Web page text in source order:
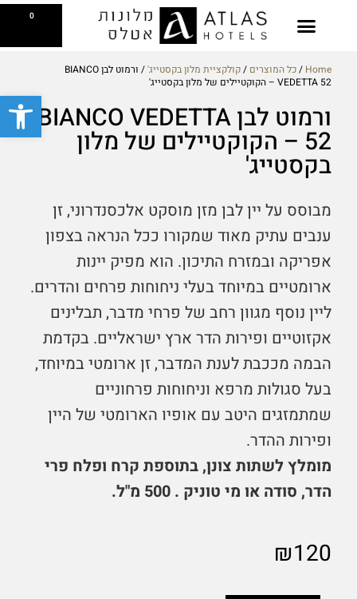
פתח
0
Home
/כל המוצרים /קולקציית מלון בקסטייג'
/ ורמוט לבן BIANCO
VEDETTA 52 – הקוקטיילים של מלון בקסטייג'
ורמוט לבן BIANCO VEDETTA
52 – הקוקטיילים של מלון
בקסטייג'
מבוסס על יין לבן מזן מוסקט אלכסנדרוני, זן
ענבים עתיק מאוד שמקורו ככל הנראה בצפון
אפריקה ובמזרח התיכון. הוא מפיק יינות
ארומטיים במיוחד בעלי ניחוחות פרחים והדרים.
ליין נוסף מגוון רחב של פרחי מדבר, תבלינים
אקזוטיים ופירות הדר ארץ ישראליים. בקדמת
הבמה מככבת לענת המדבר, זן ארומטי במיוחד,
בעל סגולות מרפא וניחוחות פרחוניים
שמתמזגים היטב עם אופיו הארומטי של היין
ופירות ההדר.
מומלץ לשתות צונן, בתוספת קרח ופלח פרי
הדר, סודה או מי טוניק . 500 מ"ל.
₪120